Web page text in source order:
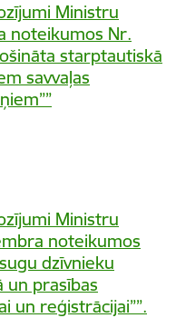
Ministru
noteikumos Nr.
starptautiskā
savvaļas
Ministru
noteikumos
dzīvnieku
un prasības
un reģistrācijai””.